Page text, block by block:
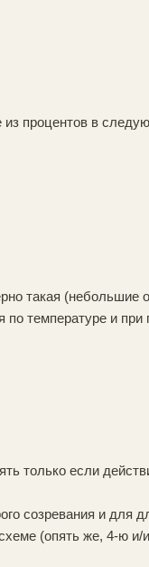
из процентов в
такая (небольшие
температуре и при
только если
созревания и для
(опять же, 4-ю